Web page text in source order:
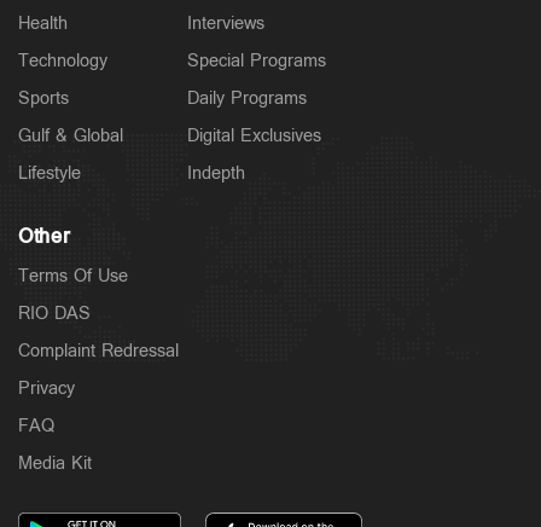
Health
Technology
Sports
Gulf & Global
Lifestyle
Interviews
Special Programs
Daily Programs
Digital Exclusives
Indepth
Other
Terms Of Use
RIO DAS
Complaint Redressal
Privacy
FAQ
Media Kit